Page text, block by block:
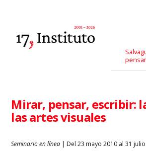
Mirar, pensar, escribir:
las artes visuales
Seminario en línea | Del 23 mayo 2010 al 31